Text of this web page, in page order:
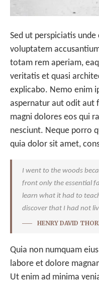
Sed ut perspiciatis
voluptatem
totam rem aperiam,
veritatis et quasi
explicabo. Nemo enim
aspernatur aut odit aut
magni dolores eos qui
nesciunt. Neque porro
quia dolor sit amet,
I went to the woods
front only the essential
learn what it had to
discover that I had not
HENRY DAVID
Quia non numquam
labore et dolore
Ut enim ad minima